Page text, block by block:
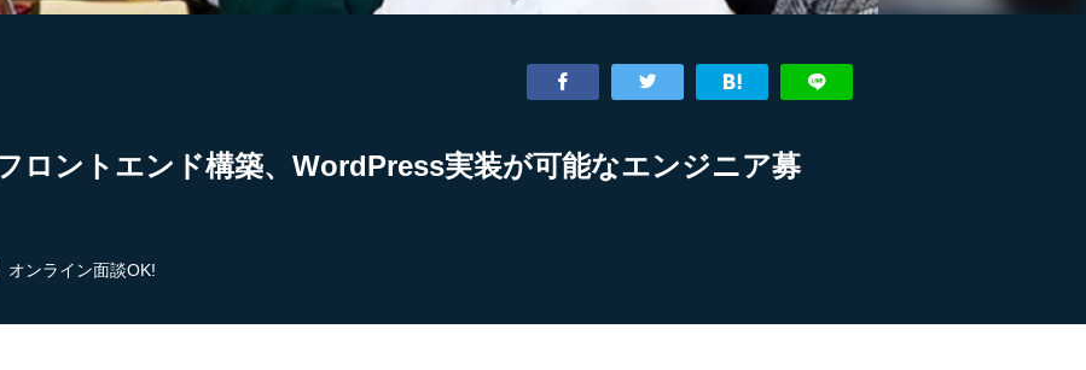
ロントエンド構築、WordPress実装が可能なエンジニア募
オンライン面談OK!